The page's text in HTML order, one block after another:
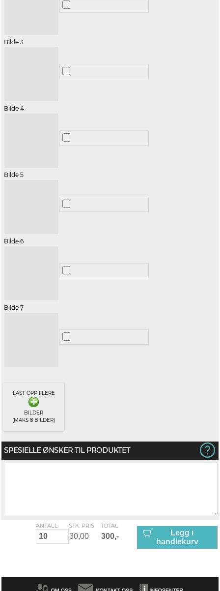
Bilde 3
Bilde 4
Bilde 5
Bilde 6
Bilde 7
LAST OPP FLERE
BILDER
(MAKS 8 BILDER)
SPESIELLE ØNSKER TIL PRODUKTET
ANTALL STK. PRIS TOTAL
Legg i
handlekurv